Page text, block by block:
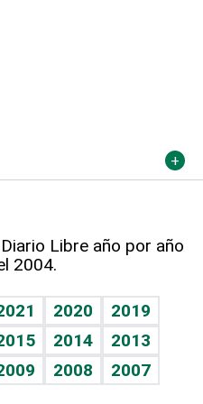
Libre año por año
2004.
2020
2019
2014
2013
2008
2007